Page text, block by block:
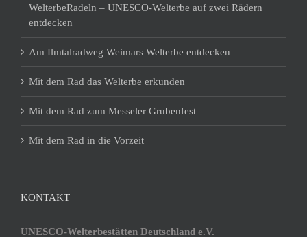
WelterbeRadeln – UNESCO-Welterbe auf zwei Rädern
entdecken
Am Ilmtalradweg Weimars Welterbe entdecken
Mit dem Rad das Welterbe erkunden
Mit dem Rad zum Messeler Grubenfest
Mit dem Rad in die Vorzeit
KONTAKT
UNESCO-Welterbestätten Deutschland e.V.